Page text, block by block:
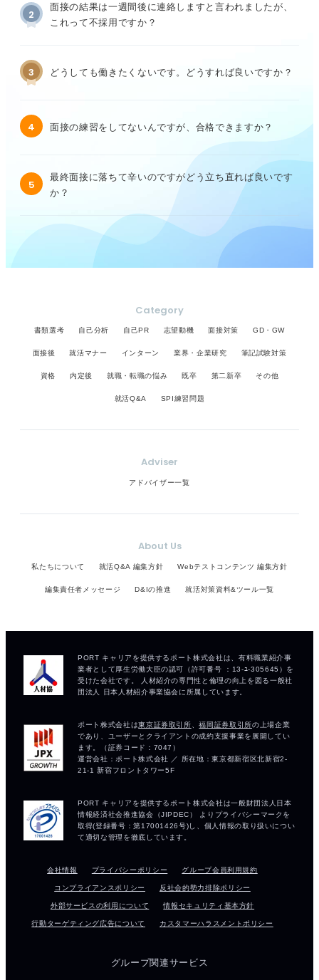
2
面接の結果は一週間後に連絡しますと言われましたが、
これって不採用ですか？
3 どうしても働きたくないです。どうすれば良いですか？
4 面接の練習をしてないんですが、合格できますか？
5
最終面接に落ちて辛いのですがどう立ち直れば良いです
か？
Category
書類選考 自己分析 自己PR 志望動機 面接対策 GD・GW
面接後 就活マナー インターン 業界・企業研究 筆記試験対策
資格 内定後 就職・転職の悩み 既卒 第二新卒 その他
就活Q&A SPI練習問題
Adviser
アドバイザー一覧
About Us
私たちについて 就活Q&A 編集方針 Webテストコンテンツ 編集方針
編集責任者メッセージ D&Iの推進 就活対策資料&ツール一覧
会社情報 プライバシーポリシー グループ会員利用規約
コンプライアンスポリシー 反社会的勢力排除ポリシー
外部サービスの利用について 情報セキュリティ基本方針
行動ターゲティング広告について カスタマーハラスメントポリシー